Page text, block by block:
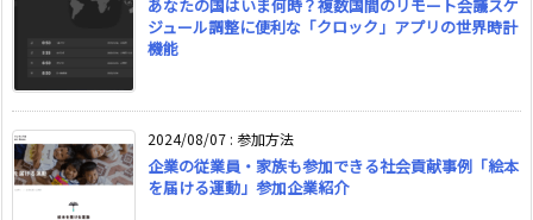
あなたの国はいま何時？複数国間のリモート会議スケ
ジュール調整に便利な「クロック」アプリの世界時計
機能
2024/08/07 : 参加方法
企業の従業員・家族も参加できる社会貢献事例「絵本
を届ける運動」参加企業紹介